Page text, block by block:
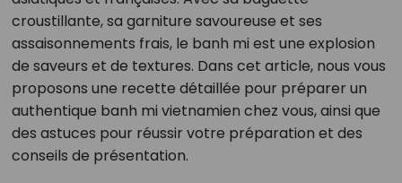
croustillante, sa garniture savoureuse et ses
assaisonnements frais, le banh mi est une explosion
de saveurs et de textures. Dans cet article, nous vous
proposons une recette détaillée pour préparer un
authentique banh mi vietnamien chez vous, ainsi que
des astuces pour réussir votre préparation et des
conseils de présentation.